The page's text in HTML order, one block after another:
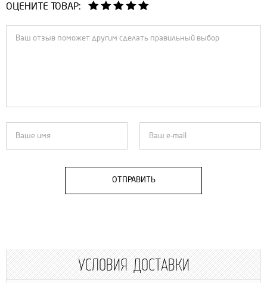
ОЦЕНИТЕ ТОВАР:
ОТПРАВИТЬ
УСЛОВИЯ ДОСТАВКИ